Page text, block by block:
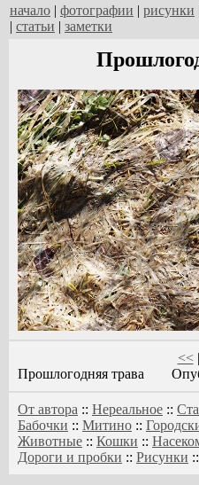
начало | фотографии | рисунки
| статьи | заметки
<<|
Прошлогодняя трава
От автора :: Нереальное ::
Бабочки :: Митино ::
Животные :: Кошки ::
Дороги и пробки :: Рисунки ::